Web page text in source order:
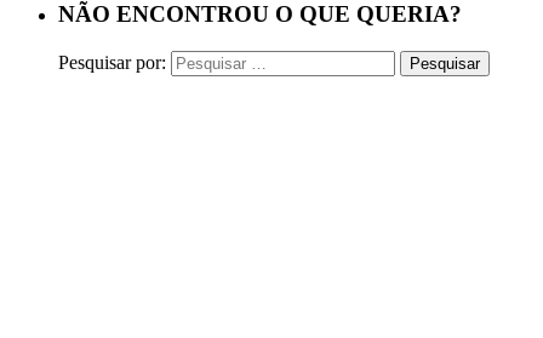
NÃO ENCONTROU O QUE QUERIA?
Pesquisar por: